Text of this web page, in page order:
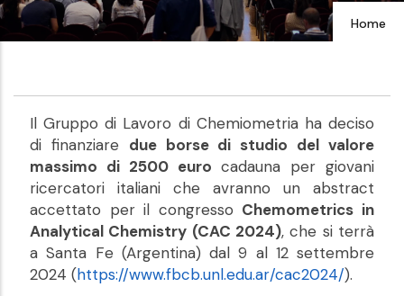
Home
Il Gruppo di Lavoro di Chemiometria ha deciso
di finanziare due borse di studio del valore
massimo di 2500 euro cadauna per giovani
ricercatori italiani che avranno un abstract
accettato per il congresso Chemometrics in
Analytical Chemistry (CAC 2024), che si terrà
a Santa Fe (Argentina) dal 9 al 12 settembre
2024 (https://www.fbcb.unl.edu.ar/cac2024/).